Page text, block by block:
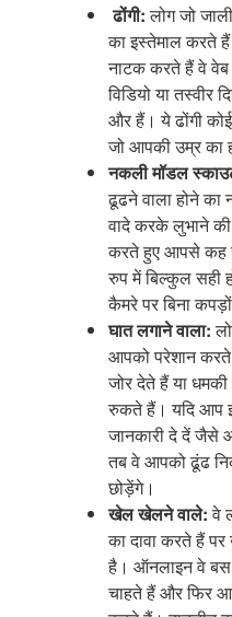
ढोंगी:लोग जो
का इस्तेमाल करते
नाटक करते हैं वे
विडियो या तस्वीर
और हैं। ये ढोंगी
जो आपकी उम्र का
नकलीमॉडल
ढूढने वाला होने
वादे करके लुभाने
करते हुए आपसे कह
रुप में बिल्कुल सही
कैमरेपरबिना
घातलगानेवाला:
आपको परेशान
जोर देते हैं या
रुकते हैं। यदि आप
जानकारी दे दें जैसे
तब वे आपको ढूंढ
छोड़ेंगे।
खेलखेलनेवाले:वे
का दावा करते हैं
है। ऑनलाइन वे बस
चाहते हैं और फिर